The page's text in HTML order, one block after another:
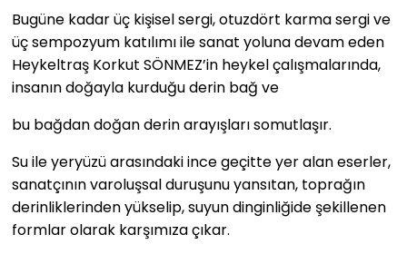
Bugüne kadar üç kişisel sergi, otuzdört karma sergi ve
üç sempozyum katılımı ile sanat yoluna devam eden
Heykeltraş Korkut SÖNMEZ’in heykel çalışmalarında,
insanın doğayla kurduğu derin bağ ve
bu bağdan doğan derin arayışları somutlaşır.
Su ile yeryüzü arasındaki ince geçitte yer alan eserler,
sanatçının varoluşsal duruşunu yansıtan, toprağın
derinliklerinden yükselip, suyun dinginliğide şekillenen
formlar olarak karşımıza çıkar.